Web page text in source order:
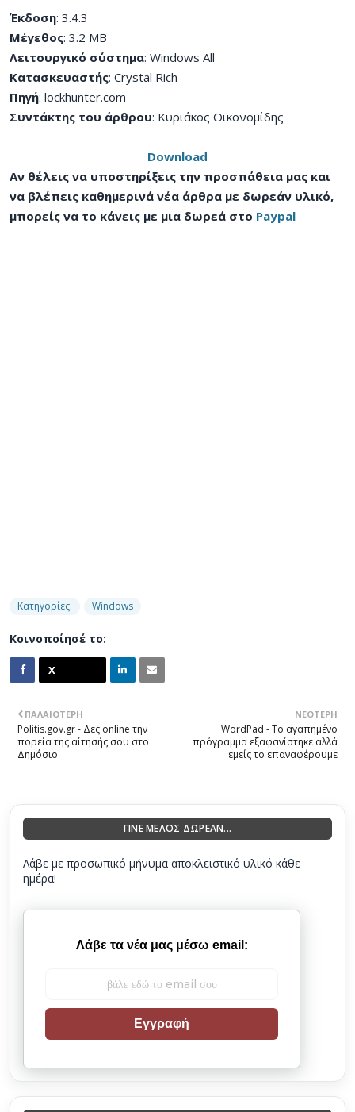
Έκδοση: 3.4.3
Μέγεθος: 3.2 MB
Λειτουργικό σύστημα: Windows All
Κατασκευαστής: Crystal Rich
Πηγή: lockhunter.com
Συντάκτης του άρθρου: Κυριάκος Οικονομίδης
Download
Αν θέλεις να υποστηρίξεις την προσπάθεια μας και
να βλέπεις καθημερινά νέα άρθρα με δωρεάν υλικό,
μπορείς να το κάνεις με μια δωρεά στο Paypal
Κατηγορίες: Windows
Κοινοποίησέ το:
ΝΕΌΤΕΡΗ
WordPad - Το αγαπημένο
πρόγραμμα εξαφανίστηκε αλλά
εμείς το επαναφέρουμε
ΠΑΛΑΙΌΤΕΡΗ
Politis.gov.gr - Δες online την
πορεία της αίτησής σου στο
Δημόσιο
ΓΙΝΕ ΜΕΛΟΣ ΔΩΡΕΑΝ...
Λάβε με προσωπικό μήνυμα αποκλειστικό υλικό κάθε
ημέρα!
Λάβε τα νέα μας μέσω email:
Εγγραφή